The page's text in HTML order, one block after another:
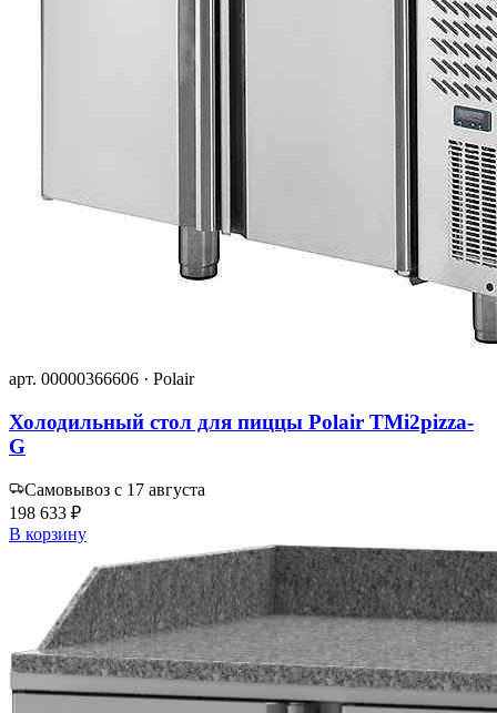
арт. 00000366606 · Polair
Холодильный стол для пиццы Polair TMi2pizza-
G
Самовывоз с 17 августа
198 633 ₽
В корзину